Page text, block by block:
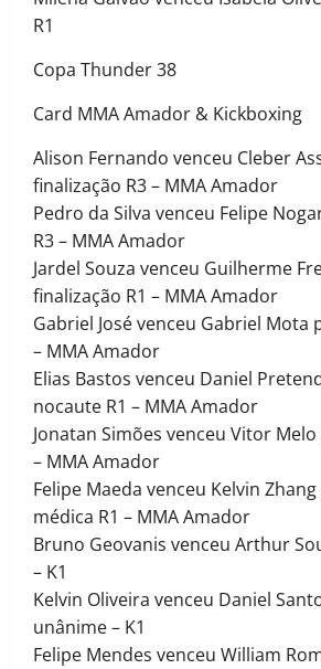
R1
Copa Thunder 38
Card MMA Amador & Kickboxing
Alison Fernando venceu Cleber
finalização R3 – MMA Amador
Pedro da Silva venceu Felipe
R3 – MMA Amador
Jardel Souza venceu Guilherme
finalização R1 – MMA Amador
Gabriel José venceu Gabriel Mota
– MMA Amador
Elias Bastos venceu Daniel
nocaute R1 – MMA Amador
Jonatan Simões venceu Vitor
– MMA Amador
Felipe Maeda venceu Kelvin
médica R1 – MMA Amador
Bruno Geovanis venceu Arthur
– K1
Kelvin Oliveira venceu Daniel
unânime – K1
Felipe Mendes venceu William